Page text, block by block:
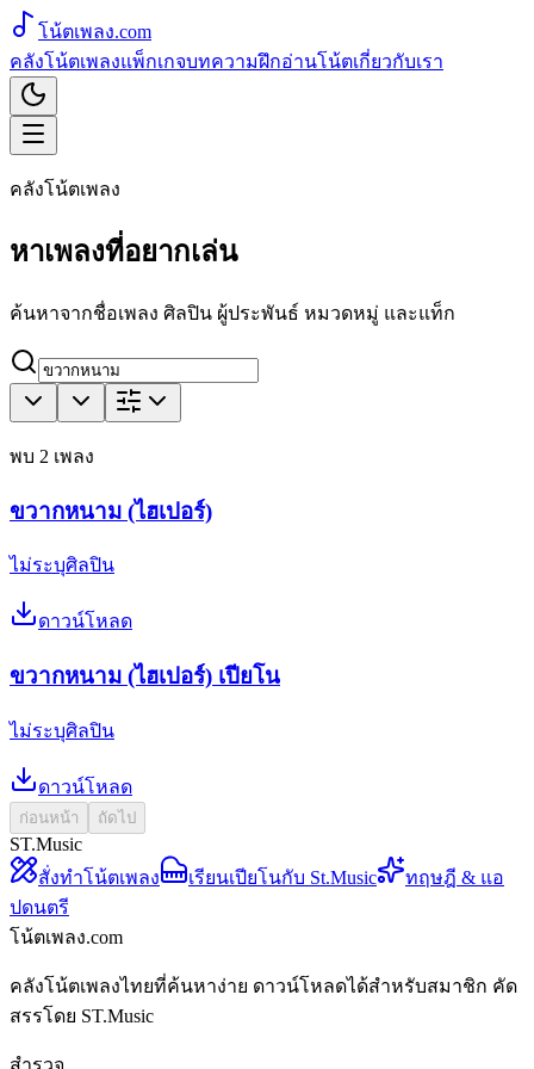
โน้ตเพลง.com
คลังโน้ตเพลงแพ็กเกจบทความฝึกอ่านโน้ตเกี่ยวกับเรา
คลังโน้ตเพลง
หาเพลงที่อยากเล่น
ค้นหาจากชื่อเพลง ศิลปิน ผู้ประพันธ์ หมวดหมู่ และแท็ก
พบ 2 เพลง
ขวากหนาม (ไฮเปอร์)
ไม่ระบุศิลปิน
ดาวน์โหลด
ขวากหนาม (ไฮเปอร์) เปียโน
ไม่ระบุศิลปิน
ดาวน์โหลด
ก่อนหน้า ถัดไป
ST.Music
สั่งทำโน้ตเพลง
เรียนเปียโนกับ St.Music
ทฤษฎี & แอ
ปดนตรี
โน้ตเพลง.com
คลังโน้ตเพลงไทยที่ค้นหาง่าย ดาวน์โหลดได้สำหรับสมาชิก คัด
สรรโดย ST.Music
สำรวจ